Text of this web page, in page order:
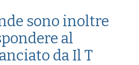
sono inoltre
al
da Il T